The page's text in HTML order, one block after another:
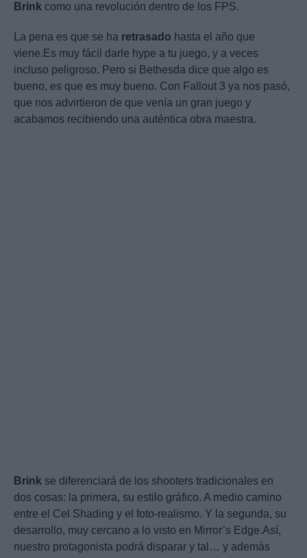
Brink como una revolución dentro de los FPS.
La pena es que se ha retrasado hasta el año que
viene.Es muy fácil darle hype a tu juego, y a veces
incluso peligroso. Pero si Bethesda dice que algo es
bueno, es que es muy bueno. Con Fallout 3 ya nos pasó,
que nos advirtieron de que venía un gran juego y
acabamos recibiendo una auténtica obra maestra.
Brink se diferenciará de los shooters tradicionales en
dos cosas: la primera, su estilo gráfico. A medio camino
entre el Cel Shading y el foto-realismo. Y la segunda, su
desarrollo, muy cercano a lo visto en Mirror’s Edge.Así,
nuestro protagonista podrá disparar y tal… y además